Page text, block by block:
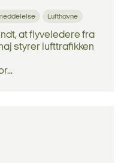
Lufthavne
at flyveledere fra
styrer lufttrafikken